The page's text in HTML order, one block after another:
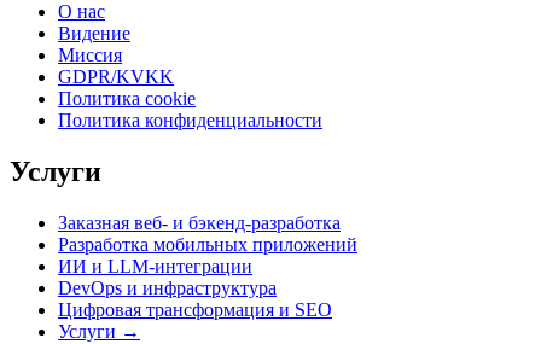
О нас
Видение
Миссия
GDPR/KVKK
Политика cookie
Политика конфиденциальности
Услуги
Заказная веб- и бэкенд-разработка
Разработка мобильных приложений
ИИ и LLM-интеграции
DevOps и инфраструктура
Цифровая трансформация и SEO
Услуги →